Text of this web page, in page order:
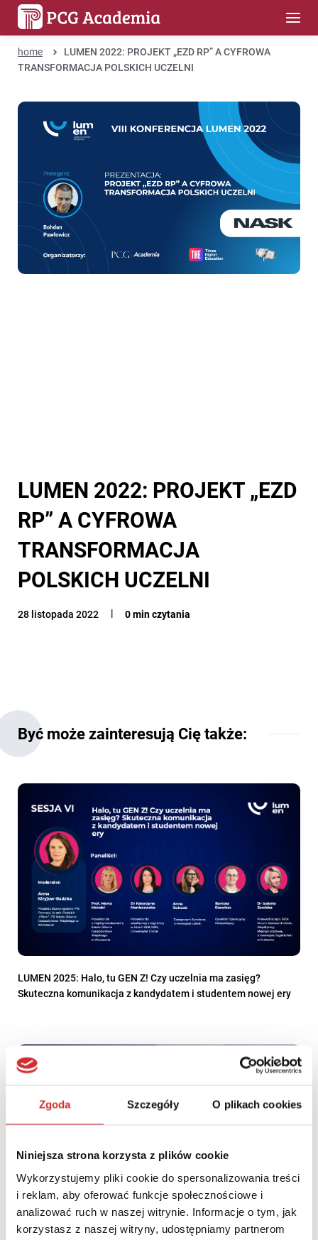
Zgoda Szczegóły O plikach cookies
Niniejsza strona korzysta z plików cookie
Wykorzystujemy pliki cookie do spersonalizowania treści
i reklam, aby oferować funkcje społecznościowe i
analizować ruch w naszej witrynie. Informacje o tym, jak
korzystasz z naszej witryny, udostępniamy partnerom
home
LUMEN 2022: PROJEKT „EZD RP” A CYFROWA
TRANSFORMACJA POLSKICH UCZELNI
LUMEN 2022: PROJEKT „EZD
RP” A CYFROWA
TRANSFORMACJA
POLSKICH UCZELNI
28 listopada 2022 0 min czytania
Być może zainteresują Cię także:
LUMEN 2025: Halo, tu GEN Z! Czy uczelnia ma zasięg?
Skuteczna komunikacja z kandydatem i studentem nowej ery